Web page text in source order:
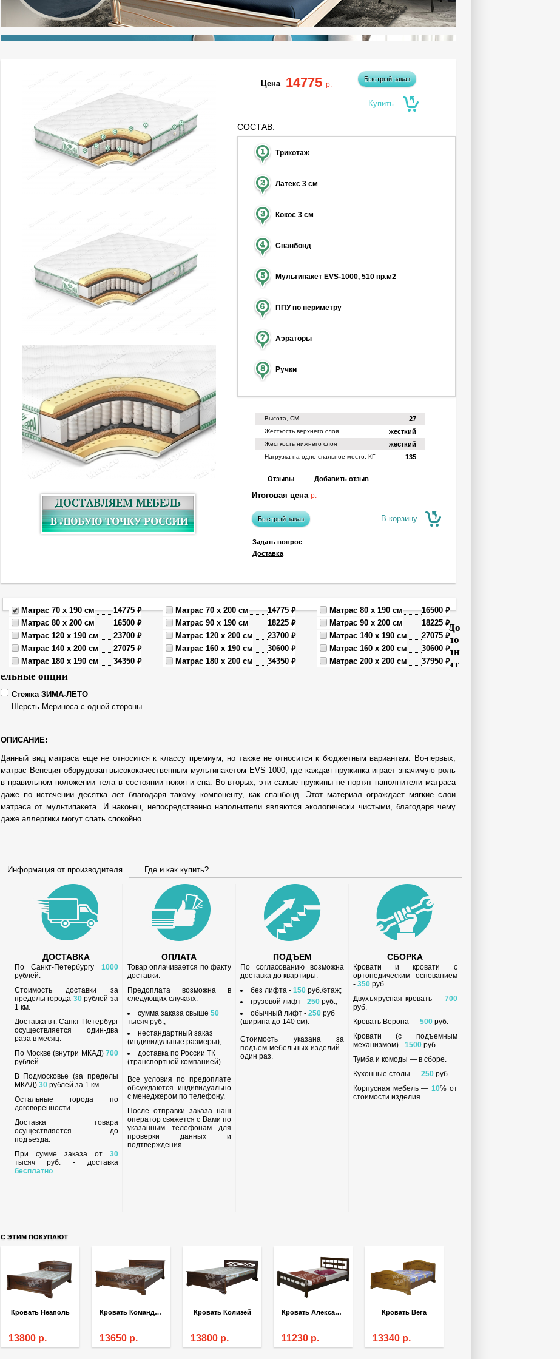
Цена 14775 р.
Быстрый заказ
СОСТАВ:
Трикотаж
Латекс 3 см
Кокос 3 см
Спанбонд
Мультипакет EVS-1000, 510 пр.м2
ППУ по периметру
Аэраторы
Ручки
Высота, СМ 27
Жесткость верхнего слоя жесткий
Жесткость нижнего слоя жесткий
Нагрузка на одно спальное место, КГ 135
Отзывы Добавить отзыв
Итоговая цена р.
Быстрый заказ В корзину
Задать вопрос
Доставка
Матрас 70 x 190 см 14775 ₽ Матрас 70 x 200 см 14775 ₽ Матрас 80 x 190 см 16500 ₽
Матрас 80 x 200 см 16500 ₽ Матрас 90 x 190 см 18225 ₽ Матрас 90 x 200 см 18225 ₽
Матрас 120 x 190 см 23700 ₽ Матрас 120 x 200 см 23700 ₽ Матрас 140 x 190 см 27075 ₽
Матрас 140 x 200 см 27075 ₽ Матрас 160 x 190 см 30600 ₽ Матрас 160 x 200 см 30600 ₽
Матрас 180 x 190 см 34350 ₽ Матрас 180 x 200 см 34350 ₽ Матрас 200 x 200 см 37950 ₽
До
по
лн
ит
ельные опции
Стежка ЗИМА-ЛЕТО
Шерсть Мериноса с одной стороны
ОПИСАНИЕ:
Данный вид матраса еще не относится к классу премиум, но также не относится к бюджетным вариантам. Во-первых,
матрас Венеция оборудован высококачественным мультипакетом EVS-1000, где каждая пружинка играет значимую роль
в правильном положении тела в состоянии покоя и сна. Во-вторых, эти самые пружины не портят наполнители матраса
даже по истечении десятка лет благодаря такому компоненту, как спанбонд. Этот материал ограждает мягкие слои
матраса от мультипакета. И наконец, непосредственно наполнители являются экологически чистыми, благодаря чему
даже аллергики могут спать спокойно.
Информация от производителя Где и как купить?
ДОСТАВКА
По Санкт-Петербургу 1000
рублей.
Стоимость доставки за
пределы города 30рублей за
1 км.
Доставка в г. Санкт-Петербург
осуществляется один-два
раза в месяц.
По Москве (внутри МКАД) 700
рублей.
В Подмосковье (за пределы
МКАД) 30рублей за 1 км.
Остальные города по
договоренности.
Доставка товара
осуществляется до
подъезда.
При сумме заказа от 30
тысяч руб. - доставка
бесплатно
ОПЛАТА
Товар оплачивается по факту
доставки.
Предоплата возможна в
следующих случаях:
сумма заказа свыше 50
тысяч руб.;
нестандартный заказ
(индивидульные размеры);
доставка по России ТК
(транспортной компанией).
Все условия по предоплате
обсуждаются индивидуально
с менеджером по телефону.
После отправки заказа наш
оператор свяжется с Вами по
указанным телефонам для
проверки данных и
подтверждения.
ПОДЪЕМ
По согласованию возможна
доставка до квартиры:
без лифта - 150руб./этаж;
грузовой лифт - 250руб.;
обычный лифт - 250руб
(ширина до 140 см).
Стоимость указана за
подъем мебельных изделий -
один раз.
СБОРКА
Кровати и кровати с
ортопедическим основанием
-350 руб.
Двухъярусная кровать — 700
руб.
Кровать Верона —500 руб.
Кровати (с подъемным
механизмом) -1500 руб.
Тумба и комоды — в сборе.
Кухонные столы —250 руб.
Корпусная мебель — 10% от
стоимости изделия.
С ЭТИМ ПОКУПАЮТ
Кровать Неаполь
13800 р.
Кровать Командор
13650 р.
Кровать Колизей
13800 р.
Кровать Александрия
11230 р.
Кровать Вега
13340 р.